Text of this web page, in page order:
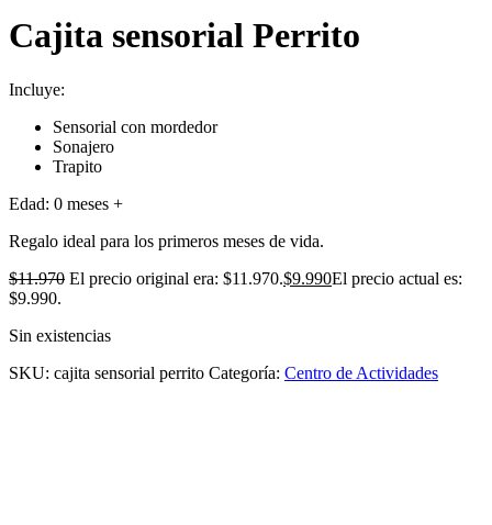
Cajita sensorial Perrito
Incluye:
Sensorial con mordedor
Sonajero
Trapito
Edad: 0 meses +
Regalo ideal para los primeros meses de vida.
$11.970 El precio original era: $11.970.$9.990El precio actual es:
$9.990.
Sin existencias
SKU: cajita sensorial perrito Categoría: Centro de Actividades